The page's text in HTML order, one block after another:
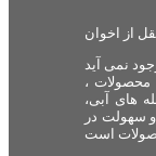
از اخوان
نمی آید
محصولات ،
های آبی،
سهولت در
است